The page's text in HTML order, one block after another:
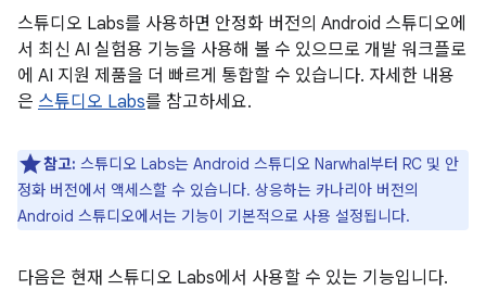
스튜디오 Labs를 사용하면 안정화 버전의 Android 스튜디오에
서 최신 AI 실험용 기능을 사용해 볼 수 있으므로 개발 워크플로
에 AI 지원 제품을 더 빠르게 통합할 수 있습니다. 자세한 내용
은 스튜디오 Labs를 참고하세요.
참고: 스튜디오 Labs는 Android 스튜디오 Narwhal부터 RC 및 안
정화 버전에서 액세스할 수 있습니다. 상응하는 카나리아 버전의
Android 스튜디오에서는 기능이 기본적으로 사용 설정됩니다.
다음은 현재 스튜디오 Labs에서 사용할 수 있는 기능입니다.